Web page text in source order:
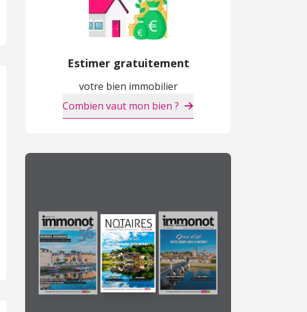
Estimer gratuitement
votre bien immobilier
Combien vaut mon bien ?